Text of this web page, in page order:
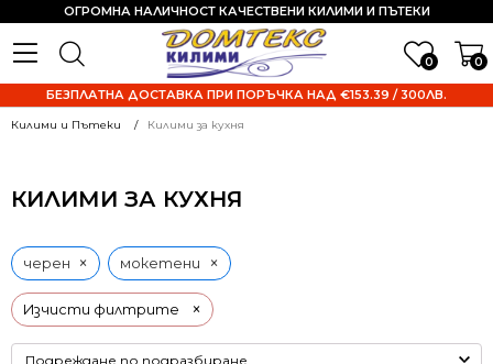
0 0
ОГРОМНА НАЛИЧНОСТ КАЧЕСТВЕНИ КИЛИМИ И ПЪТЕКИ
БЕЗПЛАТНА ДОСТАВКА ПРИ ПОРЪЧКА НАД €153.39 / 300ЛВ.
Килими и Пътеки Килими за кухня
КИЛИМИ ЗА КУХНЯ
Изчисти филтрите ×
черен × мокетени ×